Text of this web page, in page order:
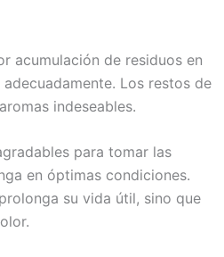
acumulación de residuos en
Los restos de
indeseables.
para tomar las
en óptimas condiciones.
su vida útil, sino que